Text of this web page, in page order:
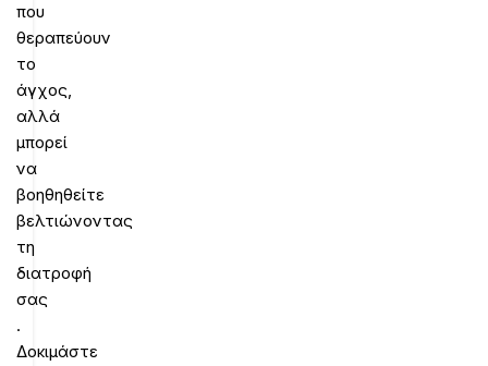
που
θεραπεύουν
το
άγχος,
αλλά
μπορεί
να
βοηθηθείτε
βελτιώνοντας
τη
διατροφή
σας
.
Δοκιμάστε